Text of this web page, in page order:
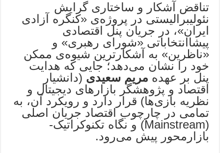
تناقض آشکار و ساختاری گرایش
نئولیبرالیستی در پروژه‌ی «کنگره آزادی
ایران»، در جریان پنل اقتصادی
پیشا‌انتخاباتی «شورای رهبری» و
«ناظرین» به آشکارترین شیوه‌ی ممکن
خود را نشان می‌دهد؛ جایی که هدایت
پنل بر عهده مریم سعیدی (دانشیار
اقتصاد و پژوهشگر بازارهای دیجیتال و
نظریه بازی‌ها) قرار دارد و رویکرد آن، به
تمامی در چارچوب اقتصاد جریان اصلی
(Mainstream) و نگاه تکنوکراتیک-
بازارمحور پیش می‌رود.